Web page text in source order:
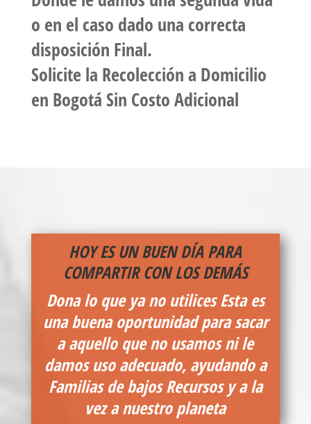
o en el caso dado una correcta
disposición Final.
Solicite la Recolección a Domicilio
en Bogotá Sin Costo Adicional
HOY ES UN BUEN DÍA PARA
COMPARTIR CON LOS DEMÁS
Dona lo que ya no utilicesEsta es
una buena oportunidad para sacar
a aquello que no usamos ni le
damos uso adecuado, ayudando a
Familias de bajos Recursos y a la
vez a nuestro planeta